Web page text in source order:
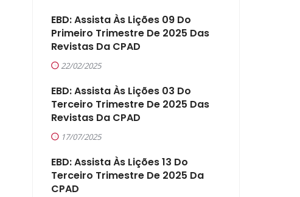
EBD: Assista Às Lições 09 Do
Primeiro Trimestre De 2025 Das
Revistas Da CPAD
22/02/2025
EBD: Assista Às Lições 03 Do
Terceiro Trimestre De 2025 Das
Revistas Da CPAD
17/07/2025
EBD: Assista Às Lições 13 Do
Terceiro Trimestre De 2025 Da
CPAD